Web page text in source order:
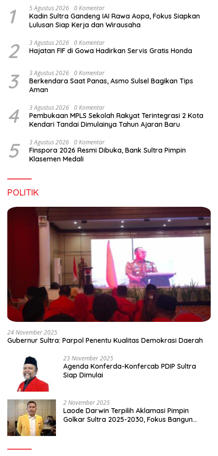
1 5 Agustus 2026 0 Komentar
Kadin Sultra Gandeng IAI Rawa Aopa, Fokus Siapkan
Lulusan Siap Kerja dan Wirausaha
2 3 Agustus 2026 0 Komentar
Hajatan FIF di Gowa Hadirkan Servis Gratis Honda
3 3 Agustus 2026 0 Komentar
Berkendara Saat Panas, Asmo Sulsel Bagikan Tips
Aman
4 3 Agustus 2026 0 Komentar
Pembukaan MPLS Sekolah Rakyat Terintegrasi 2 Kota
Kendari Tandai Dimulainya Tahun Ajaran Baru
5 3 Agustus 2026 0 Komentar
Finspora 2026 Resmi Dibuka, Bank Sultra Pimpin
Klasemen Medali
POLITIK
24 November 2025
Gubernur Sultra: Parpol Penentu Kualitas Demokrasi Daerah
23 November 2025
Agenda Konferda-Konfercab PDIP Sultra
Siap Dimulai
2 November 2025
Laode Darwin Terpilih Aklamasi Pimpin
Golkar Sultra 2025-2030, Fokus Bangun